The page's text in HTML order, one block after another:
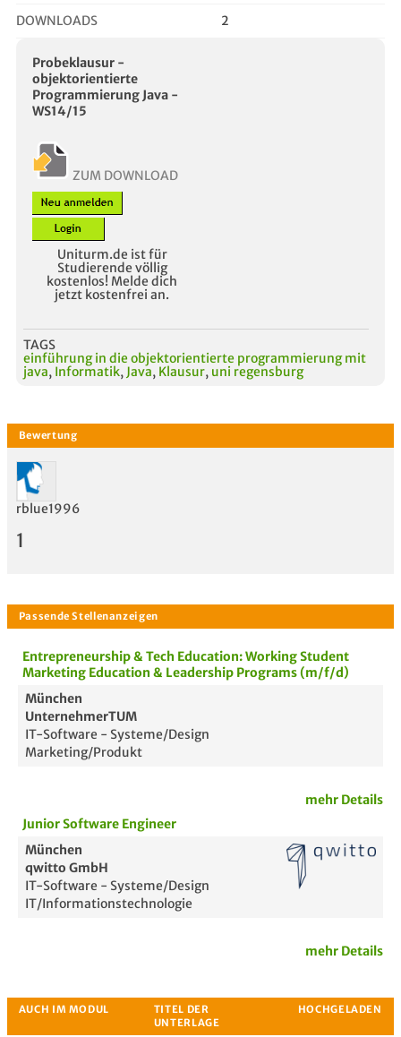
DOWNLOADS 2
Probeklausur -
objektorientierte
Programmierung Java -
WS14/15
ZUM DOWNLOAD
Uniturm.de ist für
Studierende völlig
kostenlos! Melde dich
jetzt kostenfrei an.
TAGS
einführung in die objektorientierte programmierung mit
java, Informatik, Java, Klausur, uni regensburg
rblue1996
1
Passende Stellenanzeigen
Entrepreneurship & Tech Education: Working Student
Marketing Education & Leadership Programs (m/f/d)
München
UnternehmerTUM
IT-Software - Systeme/Design
Marketing/Produkt
mehr Details
Junior Software Engineer
München
qwitto GmbH
IT-Software - Systeme/Design
IT/Informationstechnologie
mehr Details